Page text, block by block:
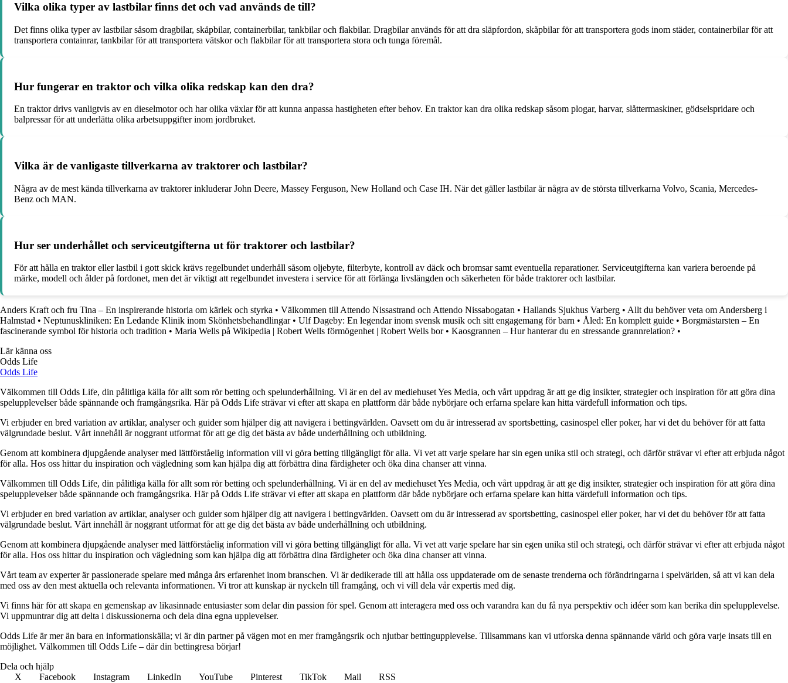
Vilka olika typer av lastbilar finns det och vad används de till?
Det finns olika typer av lastbilar såsom dragbilar, skåpbilar, containerbilar, tankbilar och flakbilar. Dragbilar används för att dra släpfordon, skåpbilar för att transportera gods inom städer, containerbilar för att
transportera containrar, tankbilar för att transportera vätskor och flakbilar för att transportera stora och tunga föremål.
Hur fungerar en traktor och vilka olika redskap kan den dra?
En traktor drivs vanligtvis av en dieselmotor och har olika växlar för att kunna anpassa hastigheten efter behov. En traktor kan dra olika redskap såsom plogar, harvar, slåttermaskiner, gödselspridare och
balpressar för att underlätta olika arbetsuppgifter inom jordbruket.
Vilka är de vanligaste tillverkarna av traktorer och lastbilar?
Några av de mest kända tillverkarna av traktorer inkluderar John Deere, Massey Ferguson, New Holland och Case IH. När det gäller lastbilar är några av de största tillverkarna Volvo, Scania, Mercedes-
Benz och MAN.
Hur ser underhållet och serviceutgifterna ut för traktorer och lastbilar?
För att hålla en traktor eller lastbil i gott skick krävs regelbundet underhåll såsom oljebyte, filterbyte, kontroll av däck och bromsar samt eventuella reparationer. Serviceutgifterna kan variera beroende på
märke, modell och ålder på fordonet, men det är viktigt att regelbundet investera i service för att förlänga livslängden och säkerheten för både traktorer och lastbilar.
Anders Kraft och fru Tina – En inspirerande historia om kärlek och styrka • Välkommen till Attendo Nissastrand och Attendo Nissabogatan • Hallands Sjukhus Varberg • Allt du behöver veta om Andersberg i
Halmstad • Neptunuskliniken: En Ledande Klinik inom Skönhetsbehandlingar• Ulf Dageby: En legendar inom svensk musik och sitt engagemang för barn • Åled: En komplett guide • Borgmästarsten – En
fascinerande symbol för historia och tradition • Maria Wells på Wikipedia | Robert Wells förmögenhet | Robert Wells bor• Kaosgrannen – Hur hanterar du en stressande grannrelation? •
Lär känna oss
Odds Life
Odds Life
Välkommen till Odds Life, din pålitliga källa för allt som rör betting och spelunderhållning. Vi är en del av mediehuset Yes Media, och vårt uppdrag är att ge dig insikter, strategier och inspiration för att göra dina
spelupplevelser både spännande och framgångsrika. Här på Odds Life strävar vi efter att skapa en plattform där både nybörjare och erfarna spelare kan hitta värdefull information och tips.
Vi erbjuder en bred variation av artiklar, analyser och guider som hjälper dig att navigera i bettingvärlden. Oavsett om du är intresserad av sportsbetting, casinospel eller poker, har vi det du behöver för att fatta
välgrundade beslut. Vårt innehåll är noggrant utformat för att ge dig det bästa av både underhållning och utbildning.
Genom att kombinera djupgående analyser med lättförståelig information vill vi göra betting tillgängligt för alla. Vi vet att varje spelare har sin egen unika stil och strategi, och därför strävar vi efter att erbjuda något
för alla. Hos oss hittar du inspiration och vägledning som kan hjälpa dig att förbättra dina färdigheter och öka dina chanser att vinna.
Välkommen till Odds Life, din pålitliga källa för allt som rör betting och spelunderhållning. Vi är en del av mediehuset Yes Media, och vårt uppdrag är att ge dig insikter, strategier och inspiration för att göra dina
spelupplevelser både spännande och framgångsrika. Här på Odds Life strävar vi efter att skapa en plattform där både nybörjare och erfarna spelare kan hitta värdefull information och tips.
Vi erbjuder en bred variation av artiklar, analyser och guider som hjälper dig att navigera i bettingvärlden. Oavsett om du är intresserad av sportsbetting, casinospel eller poker, har vi det du behöver för att fatta
välgrundade beslut. Vårt innehåll är noggrant utformat för att ge dig det bästa av både underhållning och utbildning.
Genom att kombinera djupgående analyser med lättförståelig information vill vi göra betting tillgängligt för alla. Vi vet att varje spelare har sin egen unika stil och strategi, och därför strävar vi efter att erbjuda något
för alla. Hos oss hittar du inspiration och vägledning som kan hjälpa dig att förbättra dina färdigheter och öka dina chanser att vinna.
Vårt team av experter är passionerade spelare med många års erfarenhet inom branschen. Vi är dedikerade till att hålla oss uppdaterade om de senaste trenderna och förändringarna i spelvärlden, så att vi kan dela
med oss av den mest aktuella och relevanta informationen. Vi tror att kunskap är nyckeln till framgång, och vi vill dela vår expertis med dig.
Vi finns här för att skapa en gemenskap av likasinnade entusiaster som delar din passion för spel. Genom att interagera med oss och varandra kan du få nya perspektiv och idéer som kan berika din spelupplevelse.
Vi uppmuntrar dig att delta i diskussionerna och dela dina egna upplevelser.
Odds Life är mer än bara en informationskälla; vi är din partner på vägen mot en mer framgångsrik och njutbar bettingupplevelse. Tillsammans kan vi utforska denna spännande värld och göra varje insats till en
möjlighet. Välkommen till Odds Life – där din bettingresa börjar!
Dela och hjälp
X
Facebook Instagram LinkedIn YouTube Pinterest TikTok Mail
RSS